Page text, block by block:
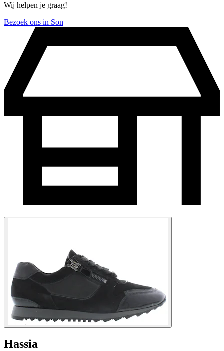
Wij helpen je graag!
Bezoek ons in Son
Hassia